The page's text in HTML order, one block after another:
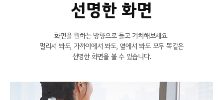
선명한 화면
화면을 원하는 방향으로 들고 거치해보세요.
멀리서 봐도, 가까이에서 봐도, 옆에서 봐도 모두 똑같은
선명한 화면을 볼 수 있습니다.